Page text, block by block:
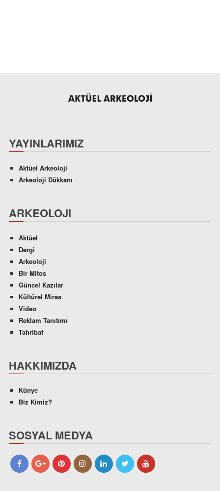
YAYINLARIMIZ
Aktüel Arkeoloji
Arkeoloji Dükkanı
ARKEOLOJI
Aktüel
Dergi
Arkeoloji
Bir Mitos
Güncel Kazılar
Kültürel Miras
Video
Reklam Tanıtımı
Tahribat
HAKKIMIZDA
Künye
Biz Kimiz?
SOSYAL MEDYA